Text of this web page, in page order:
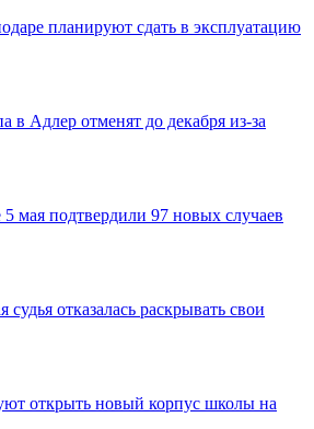
планируют сдать в эксплуатацию
в Адлер отменят до декабря из-за
мая подтвердили 97 новых случаев
судья отказалась раскрывать свои
открыть новый корпус школы на